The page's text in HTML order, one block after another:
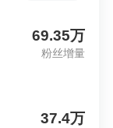
69.35万
粉丝增量
37.4万